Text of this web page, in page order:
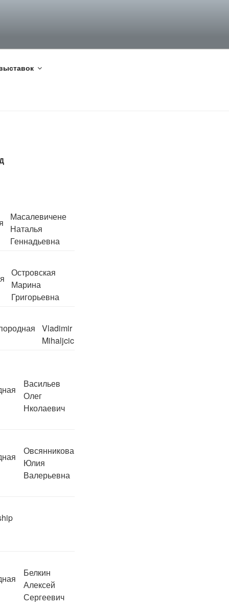
Масалевичене
Наталья
Геннадьевна
Островская
Марина
Григорьевна
Vladimir
Mihaljcic
Васильев
Олег
Нколаевич
Овсянникова
Юлия
Валерьевна
Белкин
Алексей
Сергеевич